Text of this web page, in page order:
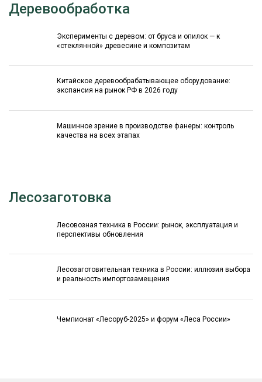
Деревообработка
Эксперименты с деревом: от бруса и опилок — к
«стеклянной» древесине и композитам
Китайское деревообрабатывающее оборудование:
экспансия на рынок РФ в 2026 году
Машинное зрение в производстве фанеры: контроль
качества на всех этапах
Лесозаготовка
Лесовозная техника в России: рынок, эксплуатация и
перспективы обновления
Лесозаготовительная техника в России: иллюзия выбора
и реальность импортозамещения
Чемпионат «Лесоруб-2025» и форум «Леса России»